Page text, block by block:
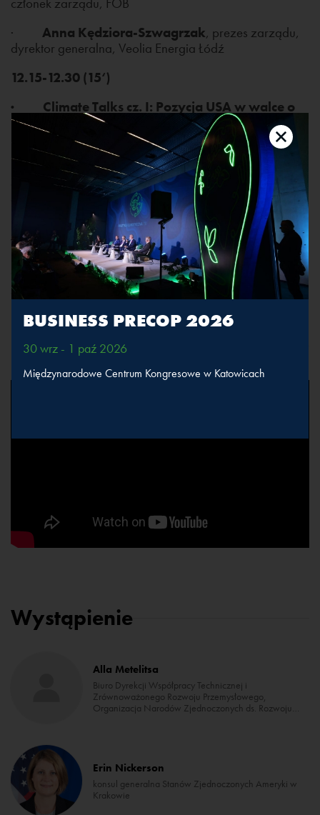
·
Anna Kędziora-Szwagrzak, prezes zarządu,
dyrektor generalna, Veolia Energia Łódź
12.15-12.30 (15‘)
· Climate Talks cz. I: Pozycja USA w walce o
klimat
USA od lat pełnią rolę żandarma świata w kontekście
bezpieczeństwa. Czy teraz Ameryka chce stanąć na
czołowej pozycji również w walce z klimatycznymi
emisjami, inwestując w zieloną technologię i zaostrzając
Wystąpienie:
· Erin Nickerson
, konsul generalna Stanów
Zjednoczonych Ameryki w Krakowie
Retransmisja sesji
Wystąpienie
Alla Metelitsa
Biuro Dyrekcji Współpracy Technicznej i
Zrównoważonego Rozwoju Przemysłowego,
Organizacja Narodów Zjednoczonych ds. Rozwoju
Erin Nickerson
konsul generalna Stanów Zjednoczonych Ameryki w
Krakowie
BUSINESS PRECOP 2026
30 wrz - 1 paź 2026
Międzynarodowe Centrum Kongresowe w Katowicach